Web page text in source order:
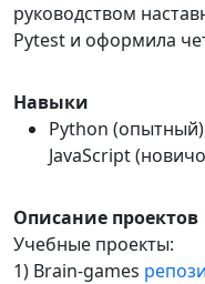
руководством
Pytest и оформила
Навыки
Python
JavaScript
Описание проектов
Учебные проекты:
1) Brain-games